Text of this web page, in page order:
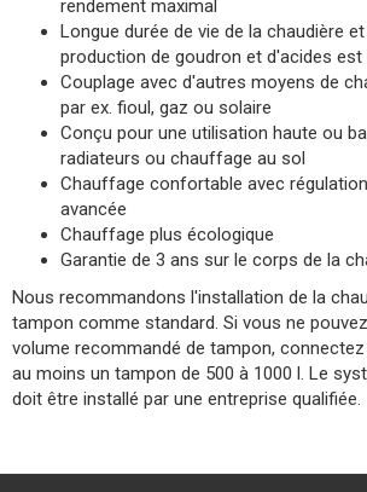
rendement maximal
Longue durée de vie de la chaudière
production de goudron et d'acides est
Couplage avec d'autres moyens de
par ex. fioul, gaz ou solaire
Conçu pour une utilisation haute ou
radiateurs ou chauffage au sol
Chauffage confortable avec
avancée
Chauffage plus écologique
Garantie de 3 ans sur le corps de la
Nous recommandons l'installation de la
tampon comme standard. Si vous ne
volume recommandé de tampon,
au moins un tampon de 500 à 1000 l. Le
doit être installé par une entreprise qualifiée.